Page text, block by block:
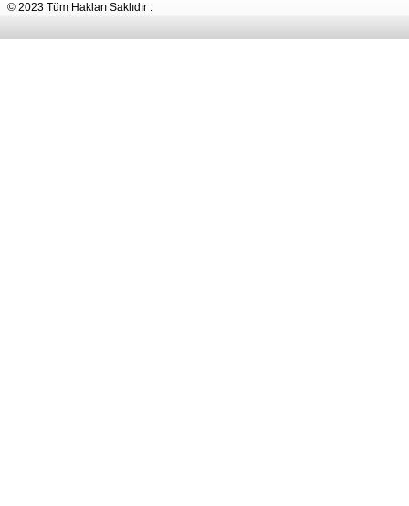
© 2023 Tüm Hakları Saklıdır .